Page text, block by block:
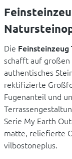
Die
schafft auf großen
authentisches
rektifizierte
Fugenanteil und
Serie My Earth
matte, reliefierte
vilbostoneplus.